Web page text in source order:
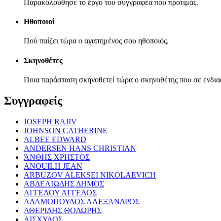
Παρακολούθησε το έργο του συγγραφέα που προτιμάς.
Ηθοποιοί
Πού παίζει τώρα ο αγαπημένος σου ηθοποιός.
Σκηνοθέτες
Ποια παράσταση σκηνοθετεί τώρα ο σκηνοθέτης που σε
Συγγραφείς
JOSEPH RAJIV
JOHNSON CATHERINE
ALBEE EDWARD
ANDERSEN HANS CHRISTIAN
ΆΝΘΗΣ ΧΡΗΣΤΟΣ
ANOUILH JEAN
ARBUZOV ALEKSEI NIKOLAEVICH
ΑΒΔΕΛΙΩΔΗΣ ΔΗΜΟΣ
ΑΓΓΕΛΟΥ ΑΓΓΕΛΟΣ
ΑΔΑΜΟΠΟΥΛΟΣ ΑΛΕΞΑΝΔΡΟΣ
ΑΘΕΡΙΔΗΣ ΘΟΔΩΡΗΣ
ΑΙΣΧΥΛΟΣ